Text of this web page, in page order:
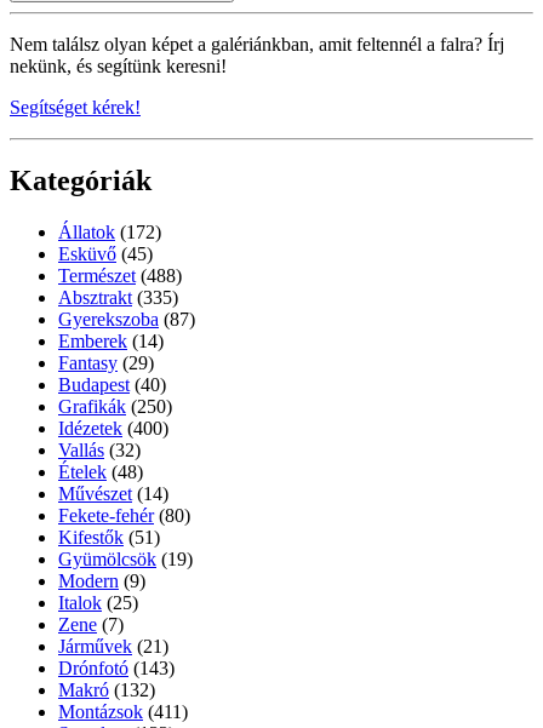
Nem találsz olyan képet a galériánkban, amit feltennél a falra? Írj
nekünk, és segítünk keresni!
Segítséget kérek!
Kategóriák
Állatok (172)
Esküvő (45)
Természet (488)
Absztrakt (335)
Gyerekszoba (87)
Emberek (14)
Fantasy (29)
Budapest (40)
Grafikák (250)
Idézetek (400)
Vallás (32)
Ételek (48)
Művészet (14)
Fekete-fehér (80)
Kifestők (51)
Gyümölcsök (19)
Modern (9)
Italok (25)
Zene (7)
Járművek (21)
Drónfotó (143)
Makró (132)
Montázsok (411)